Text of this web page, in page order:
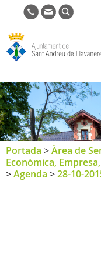
de Sant
Andreu de
Portada >Àrea de
Econòmica,
>Agenda >28-10-